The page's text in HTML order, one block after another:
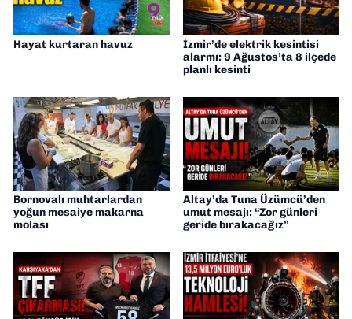
Hayat kurtaran havuz
İzmir’de elektrik kesintisi
alarmı: 9 Ağustos’ta 8 ilçede
planlı kesinti
Bornovalı muhtarlardan
yoğun mesaiye makarna
molası
Altay’da Tuna Üzümcü’den
umut mesajı: “Zor günleri
geride bırakacağız”